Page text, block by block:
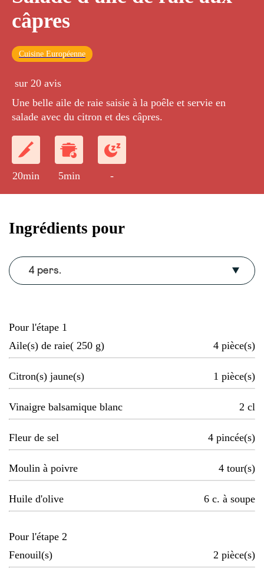
câpres
Cuisine Européenne
sur 20 avis
Une belle aile de raie saisie à la poêle et servie en
salade avec du citron et des câpres.
20min 5min -
Ingrédients pour
4 pers.
Pour l'étape 1
Aile(s) de raie( 250 g)
4 pièce(s)
Citron(s) jaune(s) 1 pièce(s)
Vinaigre balsamique blanc 2 cl
Fleur de sel 4 pincée(s)
Moulin à poivre 4 tour(s)
Huile d'olive 6 c. à soupe
Pour l'étape 2
Fenouil(s)
2 pièce(s)